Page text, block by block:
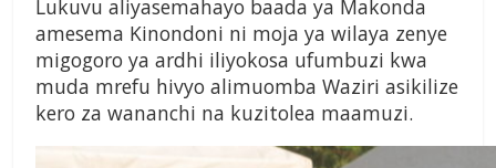
Lukuvu aliyasemahayo baada ya Makonda
amesema Kinondoni ni moja ya wilaya zenye
migogoro ya ardhi iliyokosa ufumbuzi kwa
muda mrefu hivyo alimuomba Waziri asikilize
kero za wananchi na kuzitolea maamuzi.